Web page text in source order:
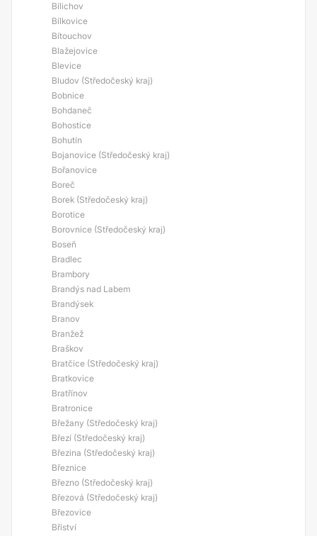
Bílichov
Bílkovice
Bítouchov
Blažejovice
Blevice
Bludov (Středočeský kraj)
Bobnice
Bohdaneč
Bohostice
Bohutín
Bojanovice (Středočeský kraj)
Bořanovice
Boreč
Borek (Středočeský kraj)
Borotice
Borovnice (Středočeský kraj)
Boseň
Bradlec
Brambory
Brandýs nad Labem
Brandýsek
Branov
Branžež
Braškov
Bratčice (Středočeský kraj)
Bratkovice
Bratřínov
Bratronice
Břežany (Středočeský kraj)
Březí (Středočeský kraj)
Březina (Středočeský kraj)
Březnice
Březno (Středočeský kraj)
Březová (Středočeský kraj)
Březovice
Bříství